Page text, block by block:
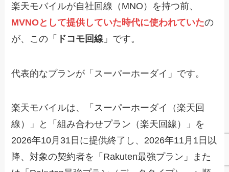
楽天モバイルが自社回線（MNO）を持つ前、
MVNOとして提供していた時代に使われていたの
が、この「 ドコモ回線 」です。
代表的なプランが「スーパーホーダイ」です。
楽天モバイルは、「スーパーホーダイ（楽天回
線）」と「組み合わせプラン（楽天回線）」を
2026年10月31日に提供終了し、2026年11月1日以
降、対象の契約者を「Rakuten最強プラン」また